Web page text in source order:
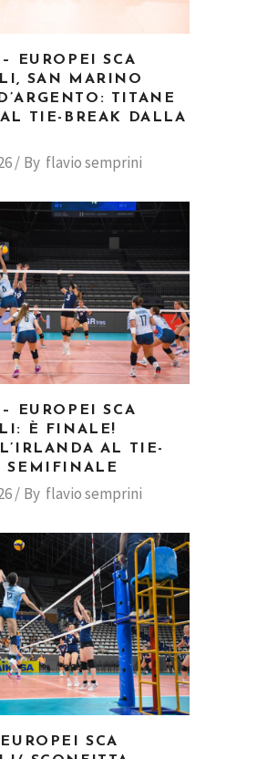
EUROPEI SCA
SAN MARINO
TITANE
AL TIE-BREAK DALLA
By flavio semprini
EUROPEI SCA
È FINALE!
AL TIE-
SEMIFINALE
By flavio semprini
SCA